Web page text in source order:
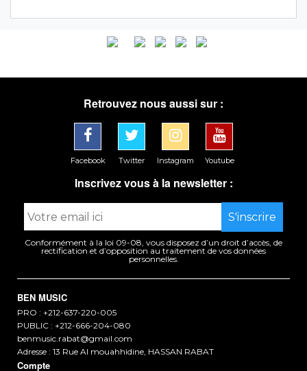
Retrouvez nous aussi sur :
Facebook Twitter Instagram Youtube
Inscrivez vous à la newsletter :
Conformément à la loi 09-08, vous disposez d’un droit d’accès, de
rectification et d’opposition au traitement de vos données
personnelles.
BEN MUSIC
PRO : +212-637-220-005
PUBLIC : +212-666-204-080
benmusic.rabat@gmail.com
Adresse : 13 Rue Al mouahhidine, HASSAN RABAT
Compte